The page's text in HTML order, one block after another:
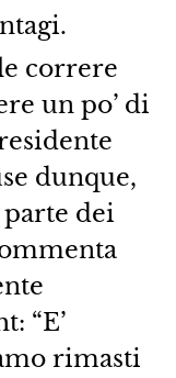
correre
un po’ di
dunque,
parte dei
“E’
rimasti